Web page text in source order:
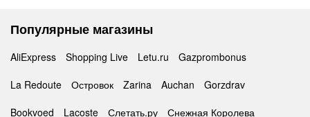
Популярные магазины
AliExpress Shopping Live Letu.ru
Gazprombonus
La Redoute
Островок Zarina Auchan
Gorzdrav
Bookvoed
Lacoste Слетать.ру Снежная Королева